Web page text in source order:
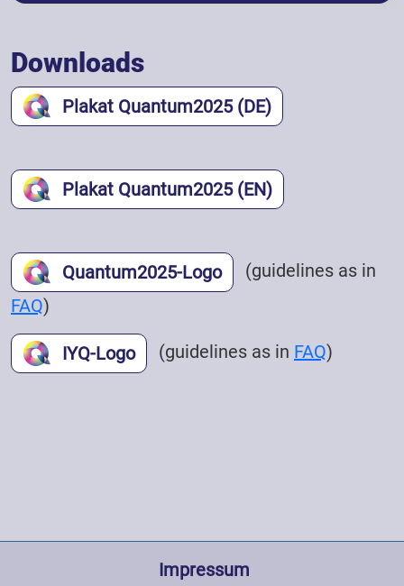
Downloads
Plakat Quantum2025 (DE)
Plakat Quantum2025 (EN)
Quantum2025-Logo
(guidelines as in
FAQ)
IYQ-Logo (guidelines as in FAQ)
Impressum